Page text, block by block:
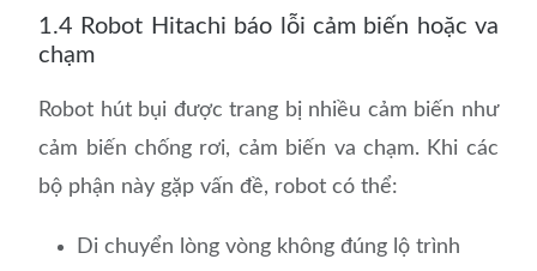
1.4 Robot Hitachi báo lỗi cảm biến hoặc va
chạm
Robot hút bụi được trang bị nhiều cảm biến như
cảm biến chống rơi, cảm biến va chạm. Khi các
bộ phận này gặp vấn đề, robot có thể:
Di chuyển lòng vòng không đúng lộ trình